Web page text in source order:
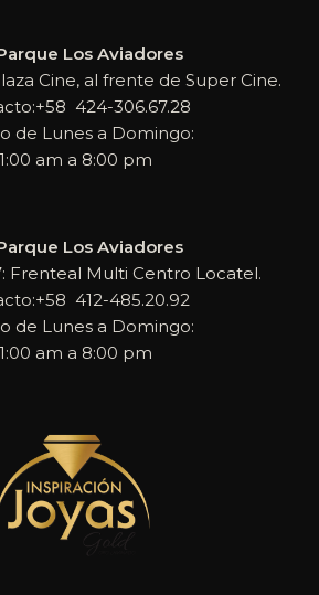
Los Aviadores
Cine, al frente de Super Cine.
424-306.67.28
de Lunes a Domingo:
am a 8:00 pm
Los Aviadores
Frenteal Multi Centro Locatel.
412-485.20.92
de Lunes a Domingo:
am a 8:00 pm